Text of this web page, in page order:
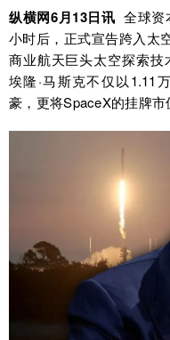
纵横网6月13日讯 全球资
小时后，正式宣告跨入太
商业航天巨头太空探索
埃隆·马斯克不仅以1.11
豪，更将SpaceX的挂牌市